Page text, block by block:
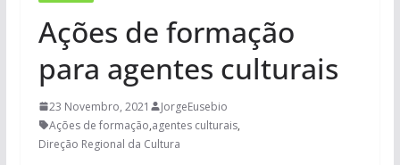
Ações de formação
para agentes culturais
23 Novembro, 2021
JorgeEusebio
Ações de formação,agentes culturais,
Direção Regional da Cultura